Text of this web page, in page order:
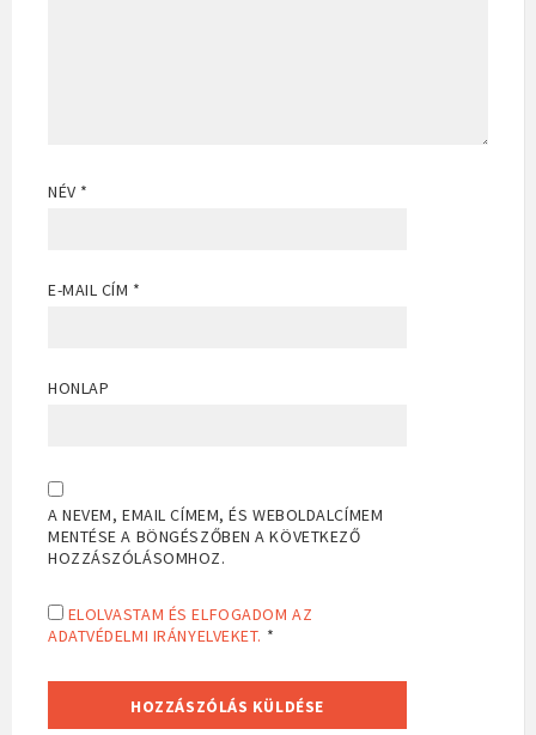
NÉV *
E-MAIL CÍM *
HONLAP
A NEVEM, EMAIL CÍMEM, ÉS WEBOLDALCÍMEM
MENTÉSE A BÖNGÉSZŐBEN A KÖVETKEZŐ
HOZZÁSZÓLÁSOMHOZ.
ELOLVASTAM ÉS ELFOGADOM AZ
ADATVÉDELMI IRÁNYELVEKET. *